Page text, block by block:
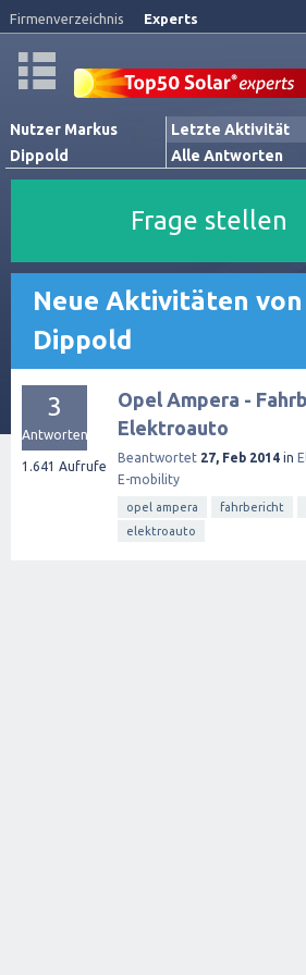
Firmenverzeichnis Experts
Nutzer Markus
Dippold
Letzte Aktivität
Alle Antworten
Frage stellen
Neue Aktivitäten
Dippold
3
Antworten
1.641 Aufrufe
Opel Ampera -
Elektroauto
Beantwortet 27, Feb 2014 in
E-mobility
opel ampera fahrbericht
elektroauto